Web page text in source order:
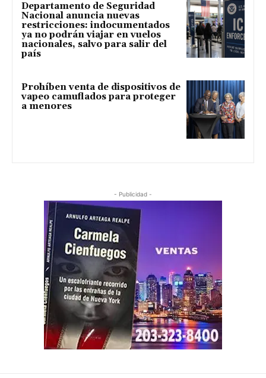
Departamento de Seguridad
Nacional anuncia nuevas
restricciones: indocumentados
ya no podrán viajar en vuelos
nacionales, salvo para salir del
país
Prohíben venta de dispositivos de
vapeo camuflados para proteger
a menores
- Publicidad -